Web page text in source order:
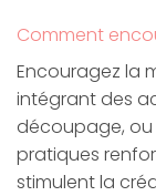
Comment
Encouragez la
intégrant des
découpage, ou
pratiques
stimulent la